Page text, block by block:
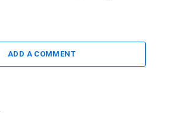
ADD A COMMENT